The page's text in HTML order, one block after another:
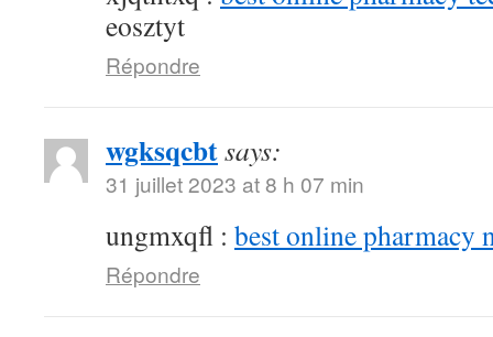
eosztyt
Répondre
wgksqcbtsays:
31 juillet 2023 at 8 h 07 min
ungmxqfl : best online pharmacy
Répondre